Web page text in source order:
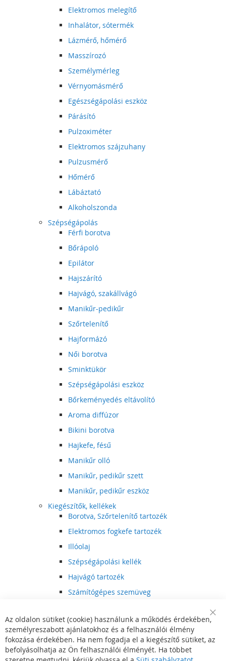
Elektromos melegítő
Inhalátor, sótermék
Lázmérő, hőmérő
Masszírozó
Személymérleg
Vérnyomásmérő
Egészségápolási eszköz
Párásító
Pulzoximéter
Elektromos szájzuhany
Pulzusmérő
Hőmérő
Lábáztató
Alkoholszonda
Szépségápolás
Férfi borotva
Bőrápoló
Epilátor
Hajszárító
Hajvágó, szakállvágó
Manikűr-pedikűr
Szőrtelenítő
Hajformázó
Női borotva
Sminktükör
Szépségápolási eszköz
Bőrkeményedés eltávolító
Aroma diffúzor
Bikini borotva
Hajkefe, fésű
Manikűr olló
Manikűr, pedikűr szett
Manikűr, pedikűr eszköz
Kiegészítők, kellékek
Borotva, Szőrtelenítő tartozék
Elektromos fogkefe tartozék
Illóolaj
Szépségápolási kellék
Hajvágó tartozék
Számítógépes szemüveg
Hajvágó kiegészítő
Szórakoztató elektronika
Multimédia
DVD, BluRay lejátszó
Bar
Az oldalon sütiket (cookie) használunk a működés érdekében,
személyreszabott ajánlatokhoz és a felhasználói élmény
fokozása érdekében. Ha nem fogadja el a kiegészítő sütiket, az
befolyásolhatja az Ön felhasználói élményét. Ha többet